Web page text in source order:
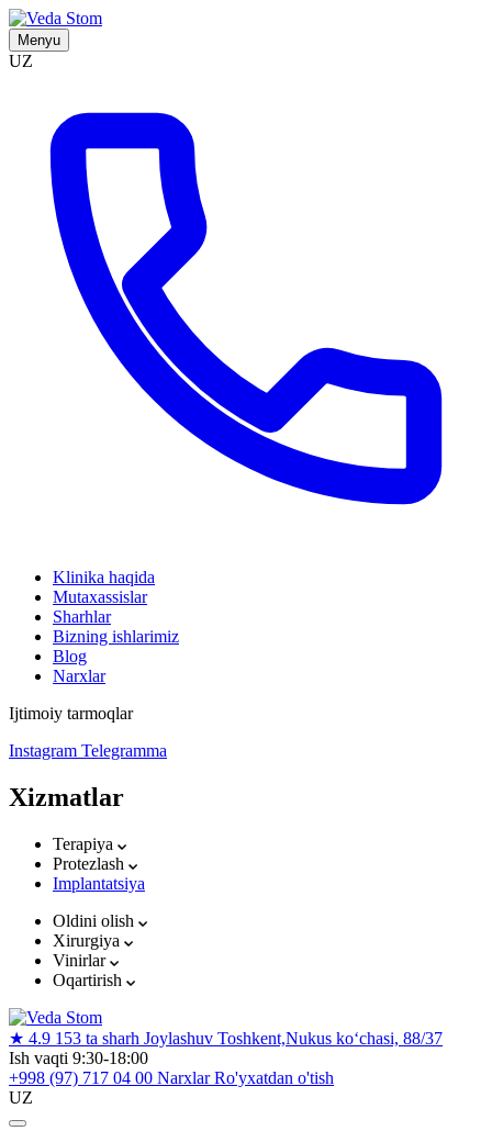
Menyu
UZ
Klinika haqida
Mutaxassislar
Sharhlar
Bizning ishlarimiz
Blog
Narxlar
Ijtimoiy tarmoqlar
Instagram Telegramma
Xizmatlar
Terapiya
Protezlash
Implantatsiya
Oldini olish
Xirurgiya
Vinirlar
Oqartirish
★ 4.9 153 ta sharh Joylashuv Toshkent,Nukus ko‘chasi, 88/37
Ish vaqti 9:30-18:00
+998 (97) 717 04 00 NarxlarRo'yxatdan o'tish
UZ